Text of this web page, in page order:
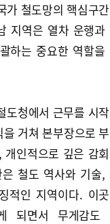
가 철도망의 핵심구
지역은 열차 운행과
하는 중요한 역할을
도청에서 근무를 시
거쳐 본부장으로
인적으로 깊은 감
은 철도 역사와 기술,
적인 지역이다. 이
되면서 무게감도